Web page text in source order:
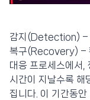
감지(Detection) –
복구(Recovery) –
대응 프로세스에서,
시간이 지날수록 해
집니다. 이 기간동안